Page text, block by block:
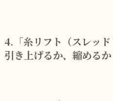
4.「糸リフト（スレッ
引き上げるか、縮めるか